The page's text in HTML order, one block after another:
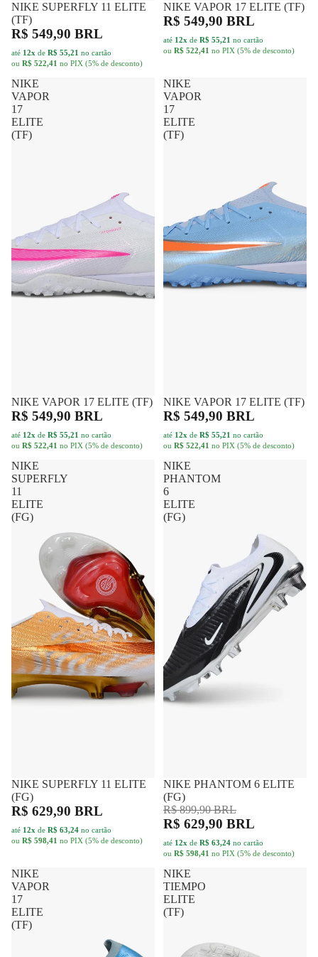
FRETE GRÁTIS
NIKE SUPERFLY 11 ELITE
(TF)
R$ 549,90 BRL
até 12x de R$ 55,21 no cartão
ou R$ 522,41 no PIX (5% de desconto)
FRETE GRÁTIS
NIKE VAPOR 17 ELITE (TF)
R$ 549,90 BRL
até 12x de R$ 55,21 no cartão
ou R$ 522,41 no PIX (5% de desconto)
NIKE
VAPOR
17
ELITE
(TF)
FRETE GRÁTIS
NIKE VAPOR 17 ELITE (TF)
R$ 549,90 BRL
até 12x de R$ 55,21 no cartão
ou R$ 522,41 no PIX (5% de desconto)
NIKE
VAPOR
17
ELITE
(TF)
FRETE GRÁTIS
NIKE VAPOR 17 ELITE (TF)
R$ 549,90 BRL
até 12x de R$ 55,21 no cartão
ou R$ 522,41 no PIX (5% de desconto)
NIKE
SUPERFLY
11
ELITE
(FG)
FRETE GRÁTIS
NIKE SUPERFLY 11 ELITE
(FG)
R$ 629,90 BRL
até 12x de R$ 63,24 no cartão
ou R$ 598,41 no PIX (5% de desconto)
NIKE
PHANTOM
6
ELITE
(FG)
FRETE GRÁTIS-30%
NIKE PHANTOM 6 ELITE
(FG)
R$ 899,90 BRL
R$ 629,90 BRL
até 12x de R$ 63,24 no cartão
ou R$ 598,41 no PIX (5% de desconto)
NIKE
VAPOR
17
ELITE
(TF)
NIKE
TIEMPO
ELITE
(TF)